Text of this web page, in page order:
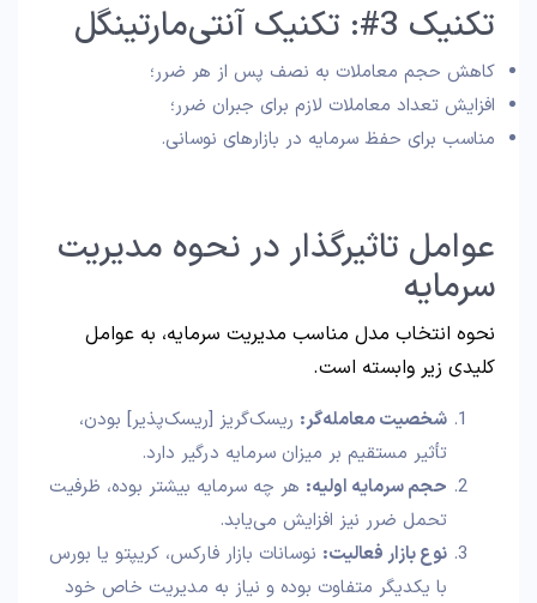
تکنیک 3#: تکنیک آنتی‌مارتینگل
کاهش حجم معاملات به نصف پس از هر ضرر؛
افزایش تعداد معاملات لازم برای جبران ضرر؛
مناسب برای حفظ سرمایه در بازارهای نوسانی.
عوامل تاثیرگذار در نحوه مدیریت
سرمایه
نحوه انتخاب مدل مناسب مدیریت سرمایه، به عوامل
کلیدی زیر وابسته است.
شخصیت معامله‌گر: ریسک‌گریز [ریسک‌پذیر] بودن،
تأثیر مستقیم بر میزان سرمایه درگیر دارد.
حجم سرمایه اولیه: هر چه سرمایه بیشتر بوده، ظرفیت
تحمل ضرر نیز افزایش می‌یابد.
نوع بازار فعالیت: نوسانات بازار فارکس، کریپتو یا بورس
با یکدیگر متفاوت‌ بوده و نیاز به مدیریت خاص خود